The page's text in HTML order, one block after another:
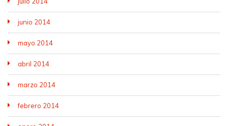
junio 2014
mayo 2014
abril 2014
marzo 2014
febrero 2014